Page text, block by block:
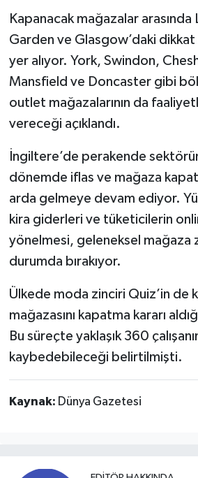
Kapanacak mağazalar
Garden ve Glasgow’daki
yer alıyor. York, Swindon,
Mansfield ve Doncaster gibi
outlet mağazalarının da
vereceği açıklandı.
İngiltere’de perakende
dönemde iflas ve mağaza
arda gelmeye devam ediyor.
kira giderleri ve tüketicilerin
yönelmesi, geleneksel mağaza
durumda bırakıyor.
Ülkede moda zinciri Quiz’in de
mağazasını kapatma kararı
Bu süreçte yaklaşık 360
kaybedebileceği belirtilmişti.
Kaynak: Dünya Gazetesi